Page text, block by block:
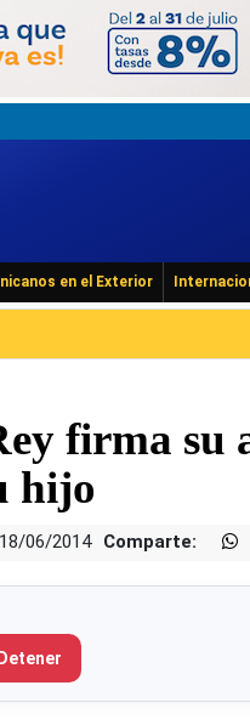
en el Exterior
firma su
hijo
06/2014 Comparte:
Detener